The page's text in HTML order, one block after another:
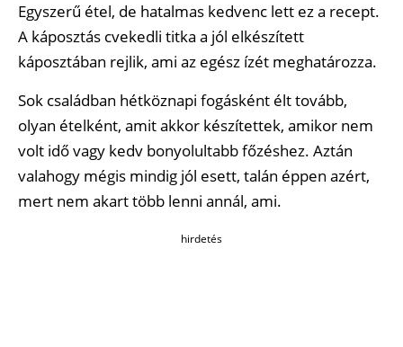
Egyszerű étel, de hatalmas kedvenc lett ez a recept.
A káposztás cvekedli titka a jól elkészített
káposztában rejlik, ami az egész ízét meghatározza.
Sok családban hétköznapi fogásként élt tovább,
olyan ételként, amit akkor készítettek, amikor nem
volt idő vagy kedv bonyolultabb főzéshez. Aztán
valahogy mégis mindig jól esett, talán éppen azért,
mert nem akart több lenni annál, ami.
hirdetés